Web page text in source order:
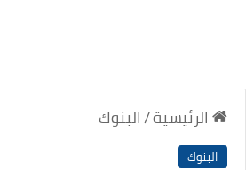
الرئيسية/البنوك
البنوك